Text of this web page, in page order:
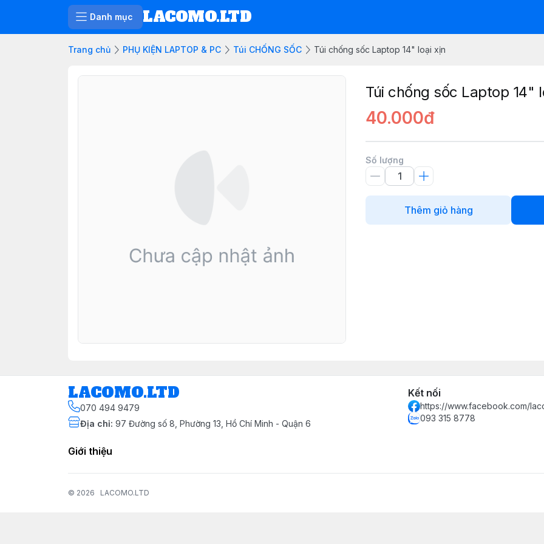
Danh mục LACOMO.LTD
Trang chủ PHỤ KIỆN LAPTOP & PC Túi CHỐNG SỐC Túi chống sốc Laptop 14" loại xịn
Túi chống sốc Laptop 14"
40.000đ
Số lượng
Thêm giỏ hàng
LACOMO.LTD
070 494 9479
Địa chỉ: 97 Đường số 8, Phường 13, Hồ Chí Minh - Quận 6
Kết nối
https://www.facebook.com/
093 315 8778
Giới thiệu
© 2026 LACOMO.LTD